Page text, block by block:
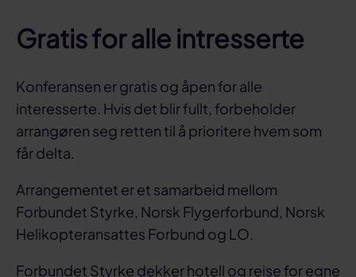
Gratis for alle intresserte
Konferansen er gratis og åpen for alle
interesserte. Hvis det blir fullt, forbeholder
arrangøren seg retten til å prioritere hvem som
får delta.
Arrangementet er et samarbeid mellom
Forbundet Styrke, Norsk Flygerforbund, Norsk
Helikopteransattes Forbund og LO.
Forbundet Styrke dekker hotell og reise for egne